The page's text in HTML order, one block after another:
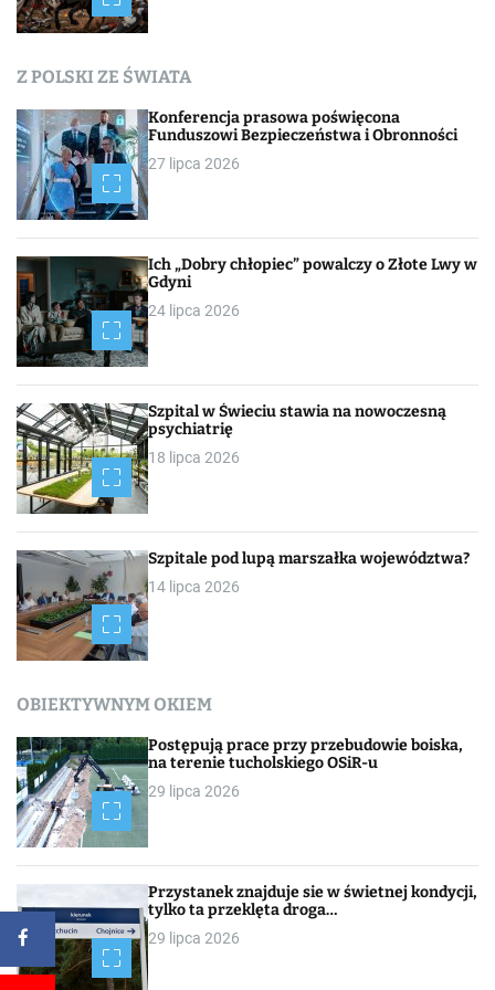
a
Z POLSKI ZE ŚWIATA
Konferencja prasowa poświęcona
Funduszowi Bezpieczeństwa i Obronności
27 lipca 2026
Ich „Dobry chłopiec” powalczy o Złote Lwy w
Gdyni
24 lipca 2026
Szpital w Świeciu stawia na nowoczesną
psychiatrię
18 lipca 2026
Szpitale pod lupą marszałka województwa?
14 lipca 2026
OBIEKTYWNYM OKIEM
Postępują prace przy przebudowie boiska,
na terenie tucholskiego OSiR-u
29 lipca 2026
Przystanek znajduje sie w świetnej kondycji,
tylko ta przeklęta droga…
29 lipca 2026